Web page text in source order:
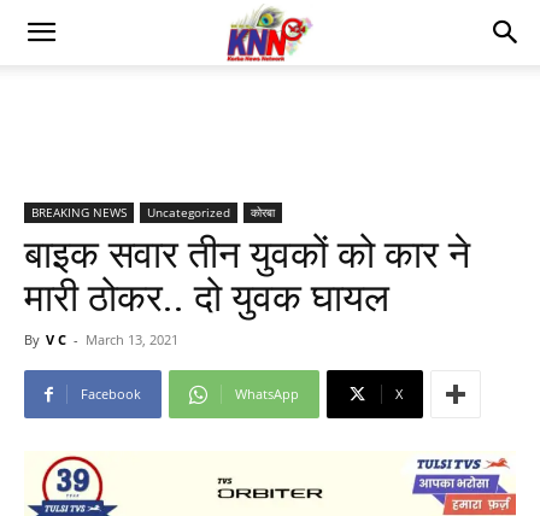
BREAKING NEWS Uncategorized कोरबा
बाइक सवार तीन युवकों को कार ने
मारी ठोकर.. दो युवक घायल
By V C - March 13, 2021
Facebook WhatsApp X